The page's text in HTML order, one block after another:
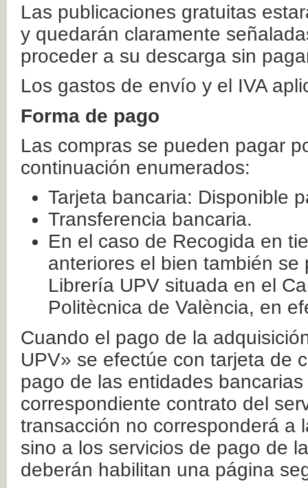
Las publicaciones gratuitas
y quedarán claramente
proceder a su descarga sin
Los gastos de envío y el IVA
Forma de pago
Las compras se pueden pagar
continuación enumerados:
Tarjeta bancaria: Disponible
Transferencia bancaria.
En el caso de Recogida en
anteriores el bien también
Librería UPV situada en el
Politècnica de València, en
Cuando el pago de la
UPV» se efectúe con tarjeta de
pago de las entidades
correspondiente contrato del
transacción no corresponderá a
sino a los servicios de pago de
deberán habilitan una página